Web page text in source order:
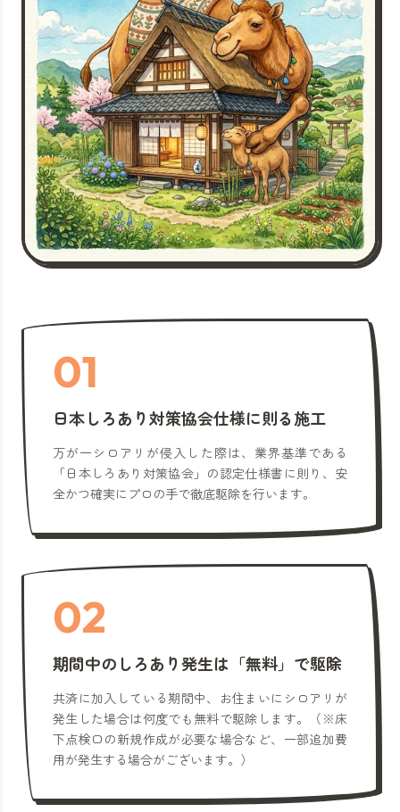
01
日本しろあり対策協会仕様に則る施工
万が一シロアリが侵入した際は、業界基準である
「日本しろあり対策協会」の認定仕様書に則り、安
全かつ確実にプロの手で徹底駆除を行います。
02
期間中のしろあり発生は「無料」で駆除
共済に加入している期間中、お住まいにシロアリが
発生した場合は何度でも無料で駆除します。（※床
下点検口の新規作成が必要な場合など、一部追加費
用が発生する場合がございます。）